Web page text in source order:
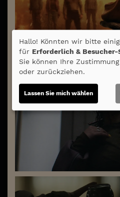
Hallo! Könnten wir bitte
für Erforderlich &
Sie können Ihre
oder zurückziehen.
Lassen Sie mich wählen